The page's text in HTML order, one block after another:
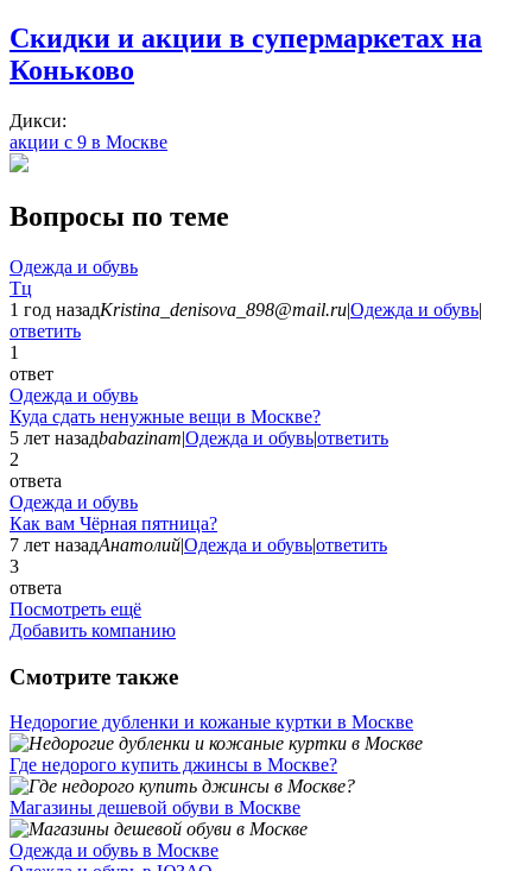
Скидки и акции в супермаркетах на
Коньково
Дикси:
акции с 9 в Москве
Вопросы по теме
Одежда и обувь
Тц
1 год назадKristina_denisova_898@mail.ru|Одежда и обувь|
ответить
1
ответ
Одежда и обувь
Куда сдать ненужные вещи в Москве?
5 лет назадbabazinam|Одежда и обувь|ответить
2
ответа
Одежда и обувь
Как вам Чёрная пятница?
7 лет назадАнатолий|Одежда и обувь|ответить
3
ответа
Посмотреть ещё
Добавить компанию
Смотрите также
Недорогие дубленки и кожаные куртки в Москве
Где недорого купить джинсы в Москве?
Магазины дешевой обуви в Москве
Одежда и обувь в Москве